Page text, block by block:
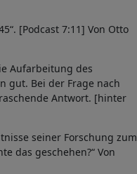
[Podcast 7:11] Von Otto
Aufarbeitung des
gut. Bei der Frage nach
Antwort. [hinter
seiner Forschung zum
das geschehen?“ Von